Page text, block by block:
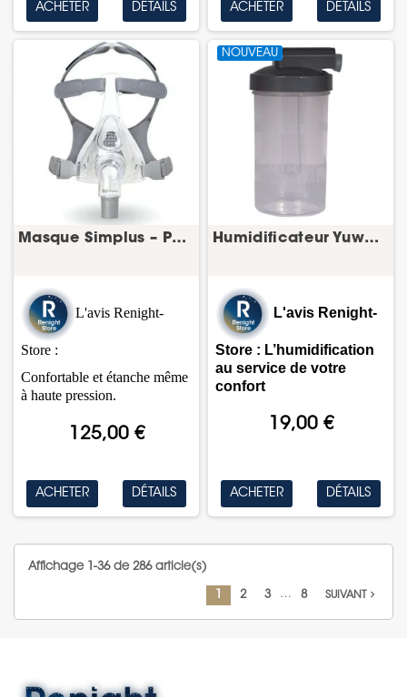
ACHETER DÉTAILS ACHETER DÉTAILS
Masque Simplus – PPC facial – Fisher & Paykel
125,00 €
L'avis Renight-
Store :
Confortable et étanche même
à haute pression.
ACHETER DÉTAILS
NOUVEAU
Humidificateur Yuwell 8F-10 – oxygénothérapie
19,00 €
L'avis Renight-
Store : L’humidification
au service de votre
confort
ACHETER DÉTAILS
Affichage 1-36 de 286 article(s)
2 3 … 8 SUIVANT navigate_next